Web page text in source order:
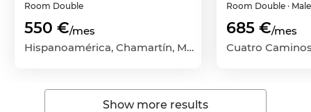
Room Double
550 €/mes
Hispanoamérica, Chamartín, Madrid Capital, Madrid
Room Double ·
685 €/mes
Show more results